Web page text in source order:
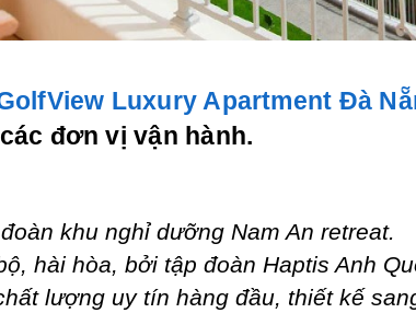
Luxury Apartment Đà
đơn vị vận hành.
khu nghỉ dưỡng Nam An retreat.
hài hòa, bởi tập đoàn Haptis Anh
lượng uy tín hàng đầu, thiết kế